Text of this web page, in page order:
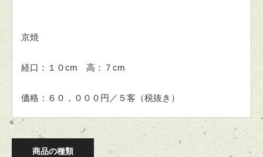
京焼
経口：１０cm 高：７cm
価格：６０，０００円／５客（税抜き）
商品の種類